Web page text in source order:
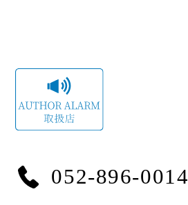
052-896-0014